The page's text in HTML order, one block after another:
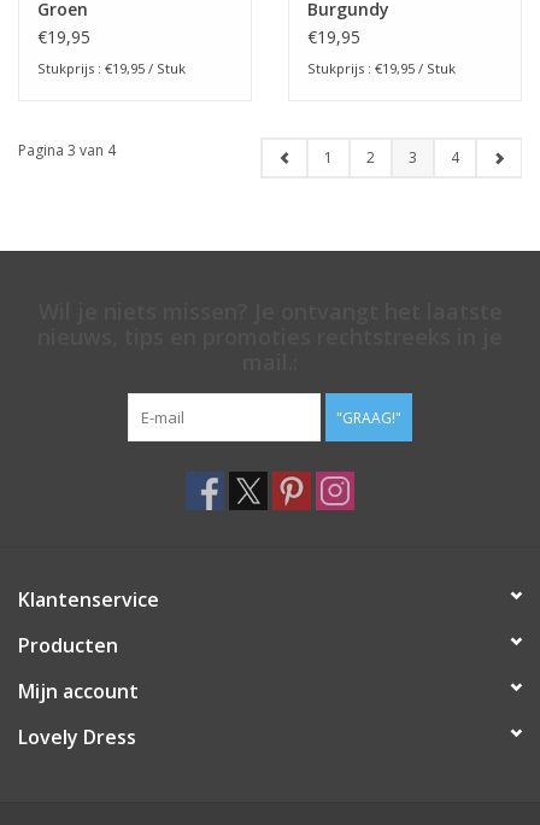
Groen
€19,95
Stukprijs : €19,95 / Stuk
Burgundy
€19,95
Stukprijs : €19,95 / Stuk
Pagina 3 van 4 1 2 3 4
"GRAAG!"
Klantenservice
Producten
Mijn account
Lovely Dress